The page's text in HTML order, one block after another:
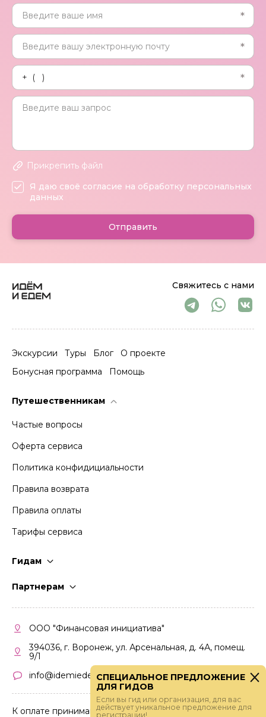
Свяжитесь с нами
Экскурсии Туры Блог
О проекте
Бонусная программа
Помощь
Путешественникам
Частые вопросы
Оферта сервиса
Политика конфидициальности
Правила возврата
Правила оплаты
Тарифы сервиса
Гидам
Партнерам
Кабинет партнера
Правила участия
ООО "Финансовая инициатива"
394036, г. Воронеж, ул. Арсенальная, д. 4А, помещ.
9/1
info@idemiedem.ru
К оплате принимаются карты
Прикрепить файл
Я даю своё согласие на обработку персональных
данных
Отправить
СПЕЦИАЛЬНОЕ ПРЕДЛОЖЕНИЕ
ДЛЯ ГИДОВ
Если вы гид или организация, для вас
действует уникальное предложение для
регистрации!